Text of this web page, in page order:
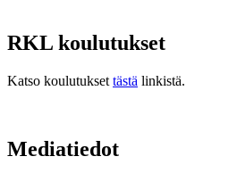
RKL koulutukset
Katso koulutukset tästä linkistä.
Mediatiedot